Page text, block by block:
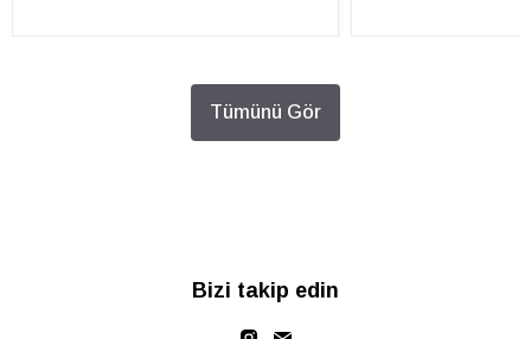
Tümünü Gör
Bizi takip edin